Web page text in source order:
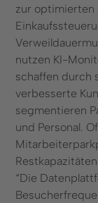
zur optimierten
nutzen KI-
schaffen durch
verbesserte
segmentieren
und Personal.
“Die